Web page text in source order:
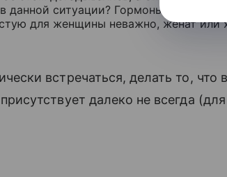
ситуации? Гормоны убивают
для женщины неважно, женат или
встречаться, делать то, что
далеко не всегда (для